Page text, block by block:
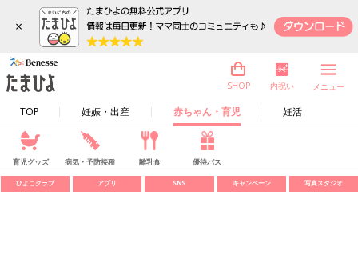
×
TOP 妊娠・出産 赤ちゃん・育児 妊活
SHOP 内祝い メニュー
育児グッズ 病気・予防接種 離乳食 優待パス
ひよこクラブ アプリ SNS キャンペーン 写真スタジオ